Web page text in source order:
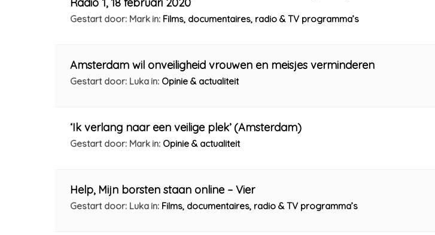
Gestart door: Mark in: Films, documentaires, radio & TV programma’s
Amsterdam wil onveiligheid vrouwen en meisjes verminderen
Gestart door: Luka in: Opinie & actualiteit
‘Ik verlang naar een veilige plek’ (Amsterdam)
Gestart door: Mark in: Opinie & actualiteit
Help, Mijn borsten staan online – Vier
Gestart door: Luka in: Films, documentaires, radio & TV programma’s